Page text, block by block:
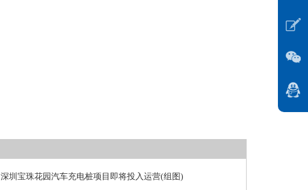
深圳宝珠花园汽车充电桩项目即将投入运营(组图)